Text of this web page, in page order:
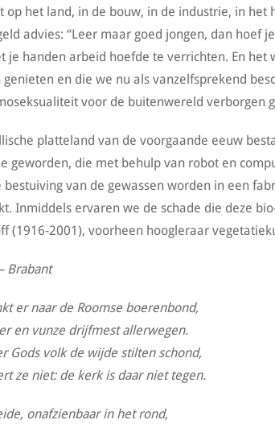
op het land, in de bouw, in de industrie, in
advies: “Leer maar goed jongen, dan hoef
je handen arbeid hoefde te verrichten. En
genieten en die we nu als vanzelfsprekend
voor de buitenwereld verborgen
platteland van de voorgaande eeuw
geworden, die met behulp van robot en
bestuiving van de gewassen worden in een
Inmiddels ervaren we de schade die deze
(1916-2001), voorheen hoogleraar
Brabant
er naar de Roomse boerenbond,
en vunze drijfmest allerwegen.
Gods volk de wijde stilten schond,
ze niet: de kerk is daar niet tegen.
onafzienbaar in het rond,